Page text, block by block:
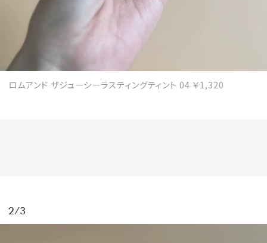
ロムアンド ザジューシーラスティングティント 04 ￥1,320
2/3